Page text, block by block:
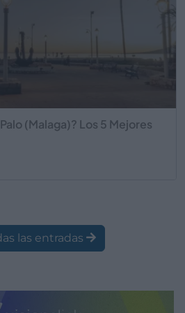
(Malaga)? Los 5 Mejores
las entradas